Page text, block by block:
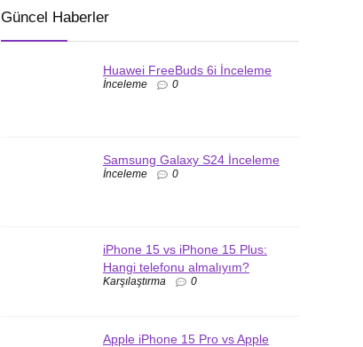
Güncel Haberler
Huawei FreeBuds 6i İnceleme
İnceleme 0
Samsung Galaxy S24 İnceleme
İnceleme 0
iPhone 15 vs iPhone 15 Plus:
Hangi telefonu almalıyım?
Karşılaştırma 0
Apple iPhone 15 Pro vs Apple